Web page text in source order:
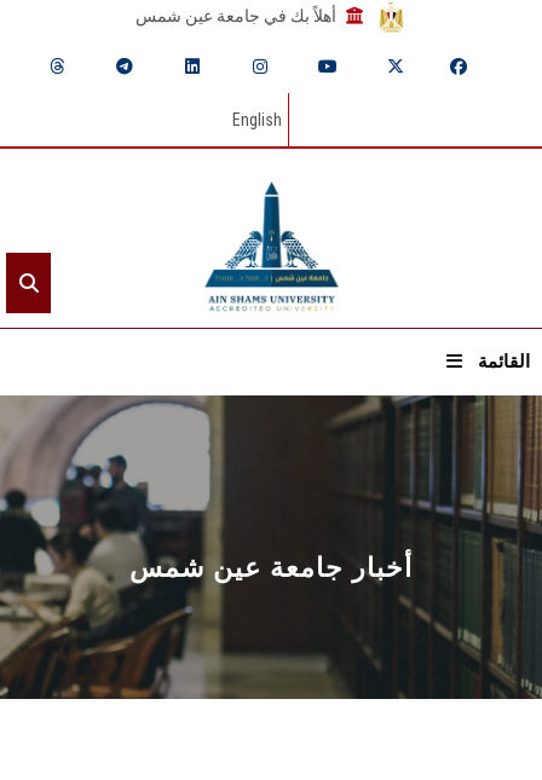
أهلاً بك في جامعة عين شمس
English
القائمة
الرئيسيـة
عن الجامعة
القطاعـات
الشئون الأكاديمية
البحث العلمي
أخبار جامعة عين شمس